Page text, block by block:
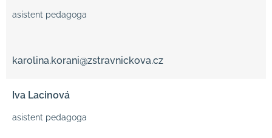
asistent pedagoga
karolina.korani@zstravnickova.cz
Iva Lacinová
asistent pedagoga